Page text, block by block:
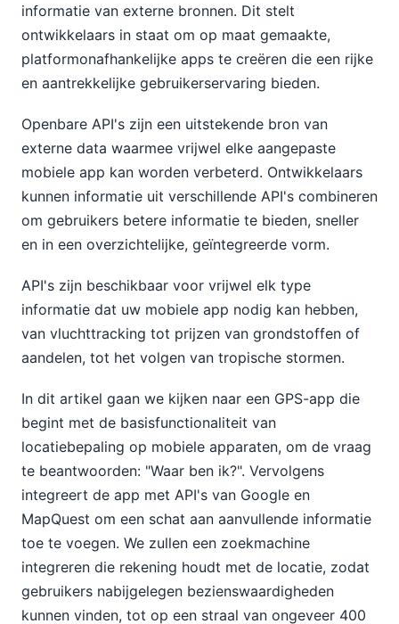
informatie van externe bronnen. Dit stelt
ontwikkelaars in staat om op maat gemaakte,
platformonafhankelijke apps te creëren die een rijke
en aantrekkelijke gebruikerservaring bieden.
Openbare API's zijn een uitstekende bron van
externe data waarmee vrijwel elke aangepaste
mobiele app kan worden verbeterd. Ontwikkelaars
kunnen informatie uit verschillende API's combineren
om gebruikers betere informatie te bieden, sneller
en in een overzichtelijke, geïntegreerde vorm.
API's zijn beschikbaar voor vrijwel elk type
informatie dat uw mobiele app nodig kan hebben,
van vluchttracking tot prijzen van grondstoffen of
aandelen, tot het volgen van tropische stormen.
In dit artikel gaan we kijken naar een GPS-app die
begint met de basisfunctionaliteit van
locatiebepaling op mobiele apparaten, om de vraag
te beantwoorden: "Waar ben ik?". Vervolgens
integreert de app met API's van Google en
MapQuest om een schat aan aanvullende informatie
toe te voegen. We zullen een zoekmachine
integreren die rekening houdt met de locatie, zodat
gebruikers nabijgelegen bezienswaardigheden
kunnen vinden, tot op een straal van ongeveer 400